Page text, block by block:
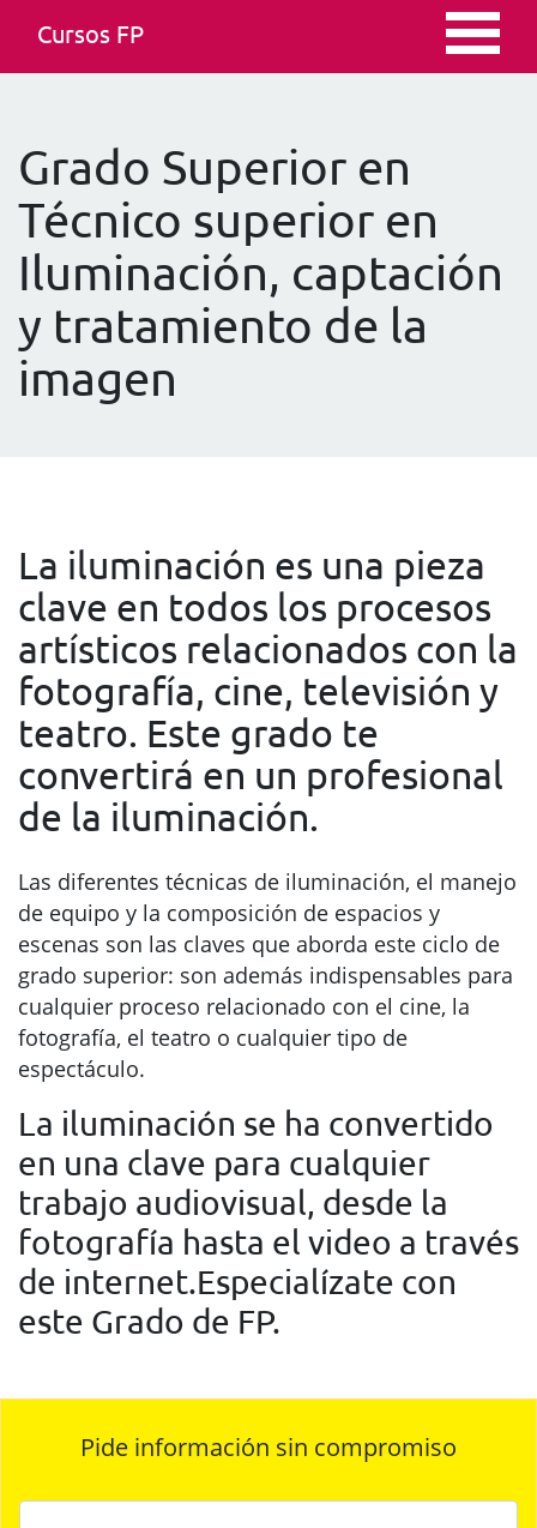
Cursos FP
Grado Superior en
Técnico superior en
Iluminación, captación
y tratamiento de la
imagen
La iluminación es una pieza
clave en todos los procesos
artísticos relacionados con la
fotografía, cine, televisión y
teatro. Este grado te
convertirá en un profesional
de la iluminación.
Las diferentes técnicas de iluminación, el manejo
de equipo y la composición de espacios y
escenas son las claves que aborda este ciclo de
grado superior: son además indispensables para
cualquier proceso relacionado con el cine, la
fotografía, el teatro o cualquier tipo de
espectáculo.
La iluminación se ha convertido
en una clave para cualquier
trabajo audiovisual, desde la
fotografía hasta el video a través
de internet.Especialízate con
este Grado de FP.
Pide información sin compromiso